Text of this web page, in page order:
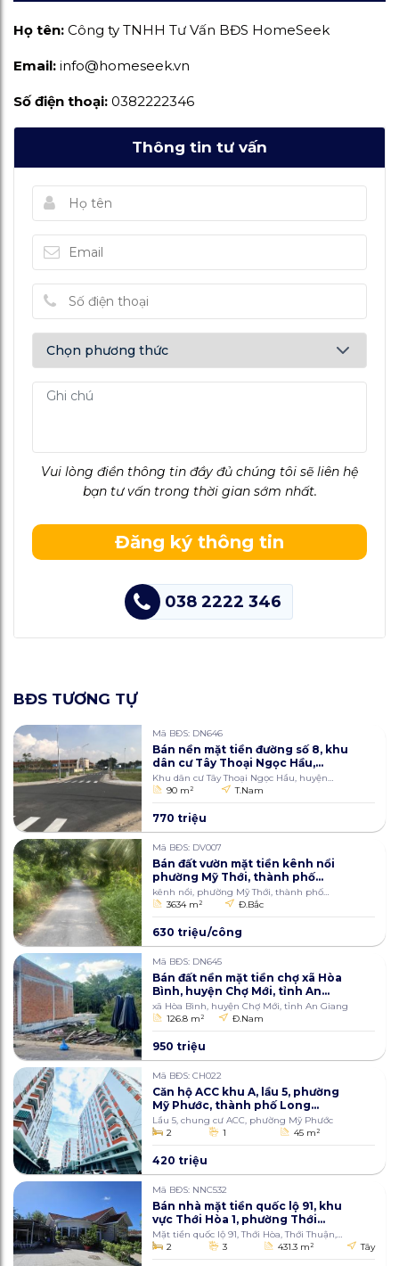
Họ tên: Công ty TNHH Tư Vấn BĐS HomeSeek
Email: info@homeseek.vn
Số điện thoại: 0382222346
Thông tin tư vấn
Vui lòng điền thông tin đầy đủ chúng tôi sẽ liên hệ
bạn tư vấn trong thời gian sớm nhất.
Đăng ký thông tin
038 2222 346
BĐS TƯƠNG TỰ
Mã BĐS: DN646
Bán nền mặt tiền đường số 8, khu
dân cư Tây Thoại Ngọc Hầu,
huyện Thoại Sơn, tỉnh An Giang
90m2
Khu dân cư Tây Thoại Ngọc Hầu, huyện
Thoại Sơn, tỉnh An Giang
90 m2 T.Nam
770 triệu
Mã BĐS: DV007
Bán đất vườn mặt tiền kênh nổi
phường Mỹ Thới, thành phố
Long Xuyên, An Giang 3634m2
kênh nổi, phường Mỹ Thới, thành phố
Long Xuyên
3634 m2 Đ.Bắc
630 triệu/công
Mã BĐS: DN645
Bán đất nền mặt tiền chợ xã Hòa
Bình, huyện Chợ Mới, tỉnh An
Giang 126.8m2
xã Hòa Bình, huyện Chợ Mới, tỉnh An Giang
126.8 m2 Đ.Nam
950 triệu
Mã BĐS: CH022
Căn hộ ACC khu A, lầu 5, phường
Mỹ Phước, thành phố Long
Xuyên, An Giang 45m2
Lầu 5, chung cư ACC, phường Mỹ Phước
2
1 45 m2
420 triệu
Mã BĐS: NNC532
Bán nhà mặt tiền quốc lộ 91, khu
vực Thới Hòa 1, phường Thới
Thuận, quận Thốt Nốt, thành
phố Cần Thơ 431.3m2
Mặt tiền quốc lộ 91, Thới Hòa, Thới Thuận,
Thốt Nốt, Cần Thơ
2 3 431.3 m2 Tây